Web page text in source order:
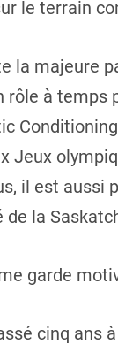
le terrain
la majeure
rôle à temps
Jeux
il est aussi
de la
garde
cinq ans